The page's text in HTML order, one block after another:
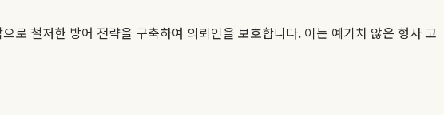
로 철저한 방어 전략을 구축하여 의뢰인을 보호합니다. 이는 예기치 않은 형사 고